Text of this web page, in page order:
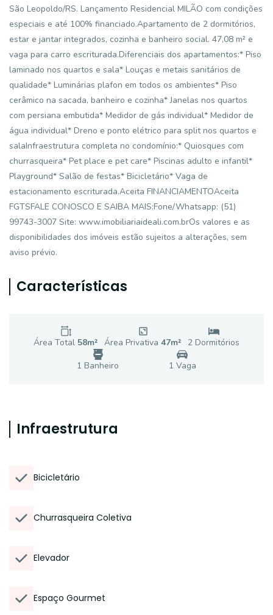
São Leopoldo/RS. Lançamento Residencial MILÃO com condições
especiais e até 100% financiado.Apartamento de 2 dormitórios,
estar e jantar integrados, cozinha e banheiro social. 47,08 m² e
vaga para carro escriturada.Diferenciais dos apartamentos:* Piso
laminado nos quartos e sala* Louças e metais sanitários de
qualidade* Luminárias plafon em todos os ambientes* Piso
cerâmico na sacada, banheiro e cozinha* Janelas nos quartos
com persiana embutida* Medidor de gás individual* Medidor de
água individual* Dreno e ponto elétrico para split nos quartos e
salaInfraestrutura completa no condomínio:* Quiosques com
churrasqueira* Pet place e pet care* Piscinas adulto e infantil*
Playground* Salão de festas* Bicicletário* Vaga de
estacionamento escriturada.Aceita FINANCIAMENTOAceita
FGTSFALE CONOSCO E SAIBA MAIS:Fone/Whatsapp: (51)
99743-3007 Site: www.imobiliariaideali.com.brOs valores e as
disponibilidades dos imóveis estão sujeitos a alterações, sem
aviso prévio.
Características
Área Total 58m² Área Privativa 47m² 2 Dormitórios
1 Banheiro 1 Vaga
Infraestrutura
Bicicletário
Churrasqueira Coletiva
Elevador
Espaço Gourmet